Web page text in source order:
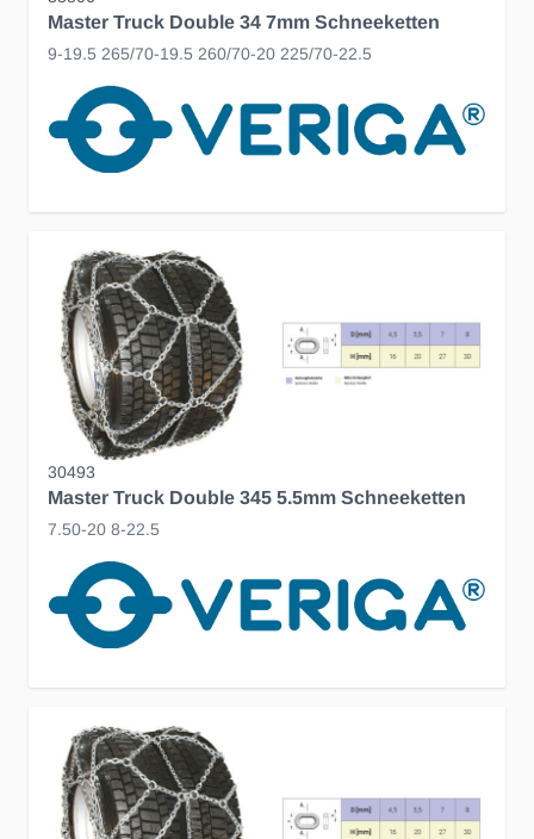
Master Truck Double 34 7mm Schneeketten
9-19.5 265/70-19.5 260/70-20 225/70-22.5
30493
Master Truck Double 345 5.5mm Schneeketten
7.50-20 8-22.5